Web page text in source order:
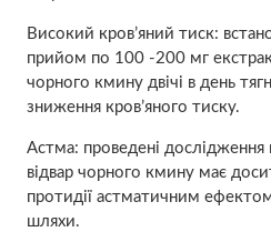
Високий кров’яний тиск:
прийом по 100 -200 мг
чорного кмину двічі в день
зниження кров’яного тиску.
Астма: проведені
відвар чорного кмину має
протидії астматичним
шляхи.